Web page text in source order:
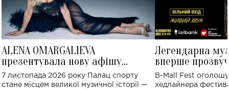
ALENA OMARGALIEVA
презентувала нову афішу
великого концерту в Палаці
спорту
7 листопада 2026 року Палац спорту
стане місцем великої музичної історії —
Легендарна
вперше
Україні: де
B-Mall Fest
хедлайнера